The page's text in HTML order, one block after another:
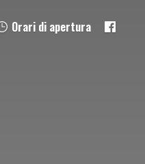
Orari di apertura